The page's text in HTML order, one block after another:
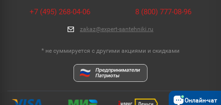
+7 (495) 268-04-06 8 (800) 777-08-96
zakaz@expert-santehniki.ru
* не суммируется с другими акциями и скидками
Онлайн-чат